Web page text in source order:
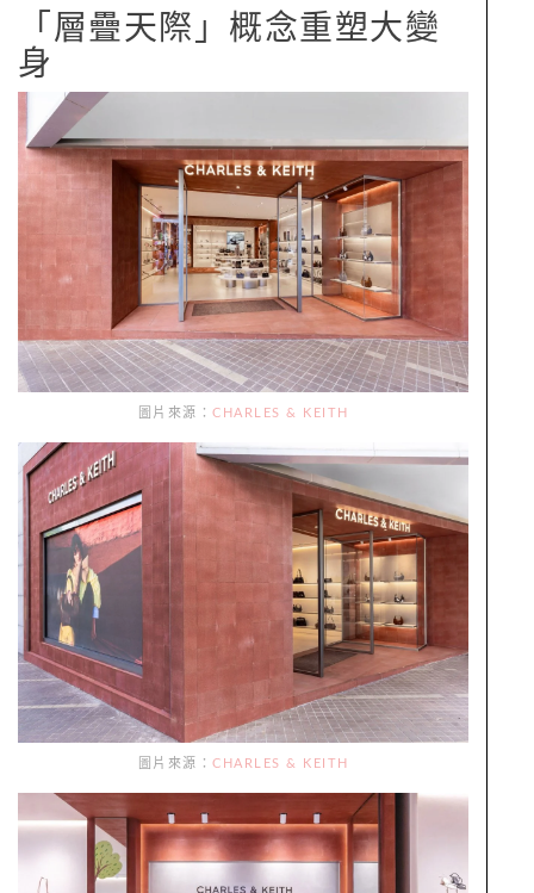
「層疊天際」概念重塑大變
身
圖片來源： CHARLES & KEITH
圖片來源： CHARLES & KEITH